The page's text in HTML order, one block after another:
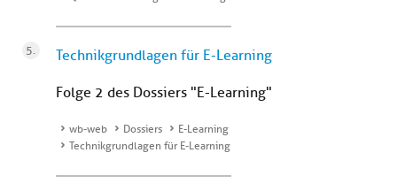
Technikgrundlagen für E-Learning
Folge 2 des Dossiers "E-Learning"
wb-web Dossiers
E-Learning
Technikgrundlagen für E-Learning